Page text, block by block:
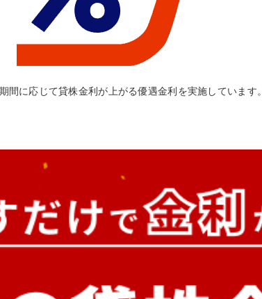
に応じて貸株金利が上がる優遇金利を実施していま